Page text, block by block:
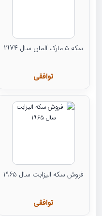
سکه ۵ مارک آلمان سال 1974
توافقی
فروش سکه الیزابت سال ۱۹۶۵
توافقی